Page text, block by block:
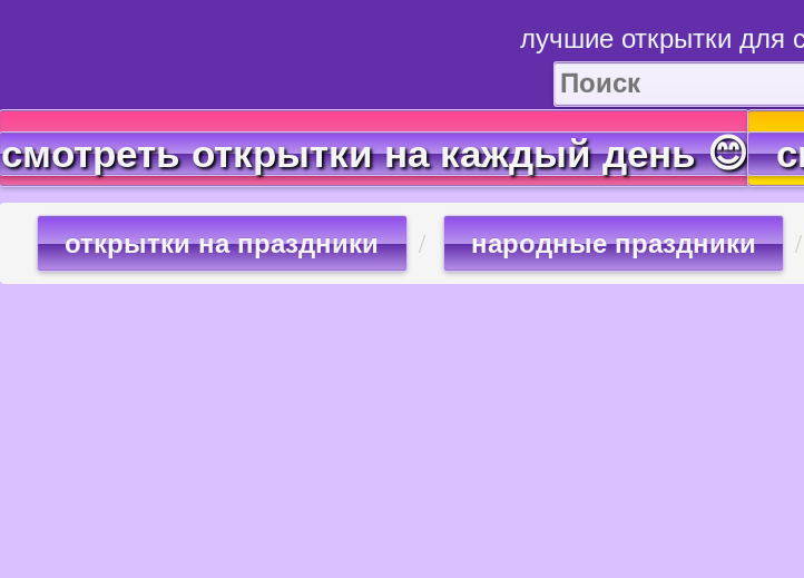
лучшие открытки для
смотреть открытки на каждый день 😊
открытки на праздники народные праздники